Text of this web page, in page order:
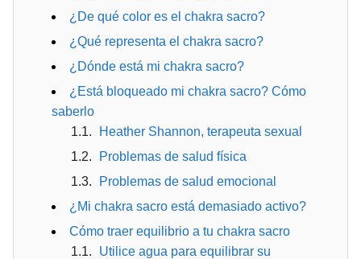
¿De qué color es el chakra sacro?
¿Qué representa el chakra sacro?
¿Dónde está mi chakra sacro?
¿Está bloqueado mi chakra sacro? Cómo
saberlo
Heather Shannon, terapeuta sexual
Problemas de salud física
Problemas de salud emocional
¿Mi chakra sacro está demasiado activo?
Cómo traer equilibrio a tu chakra sacro
Utilice agua para equilibrar su